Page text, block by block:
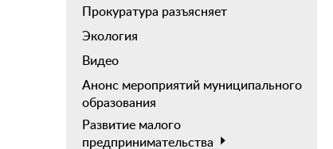
Прокуратура разъясняет
Экология
Видео
Анонс мероприятий муниципального
образования
Развитие малого
предпринимательства